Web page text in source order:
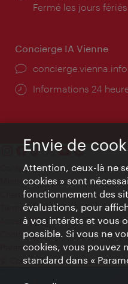
d'ouverture:
Fermé les jours fériés
Concierge IA Vienne
Ort:
concierge.vienna.info
Öffnungszeiten:
Informations 24
Contact
Mentions obligatoires
Charte sur le respect de la vie
Terms of Use
Accessibilité
Contact presse
Paramètres de cookies
© Copyright WienTourismus
Envie de
Attention, ceux-là ne
cookies » sont
fonctionnement des
évaluations, pour
à vos intérêts et vous
possible. Si vous ne
cookies, vous pouvez
standard dans «